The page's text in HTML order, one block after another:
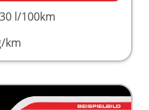
l/100km
km